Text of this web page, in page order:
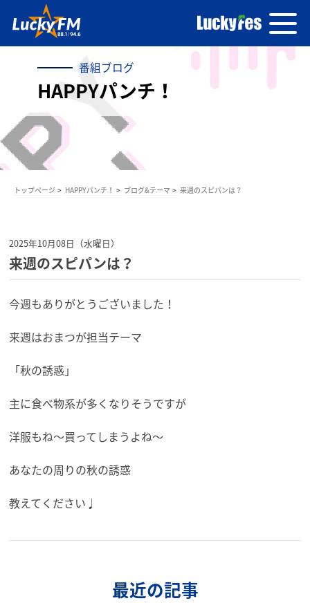
番組ブログ
HAPPYパンチ！
トップページ HAPPYパンチ！ ブログ&テーマ 来週のスピパンは？
2025年10月08日（水曜日）
来週のスピパンは？
今週もありがとうございました！
来週はおまつが担当テーマ
「秋の誘惑」
主に食べ物系が多くなりそうですが
洋服もね〜買ってしまうよね〜
あなたの周りの秋の誘惑
教えてください♩
最近の記事